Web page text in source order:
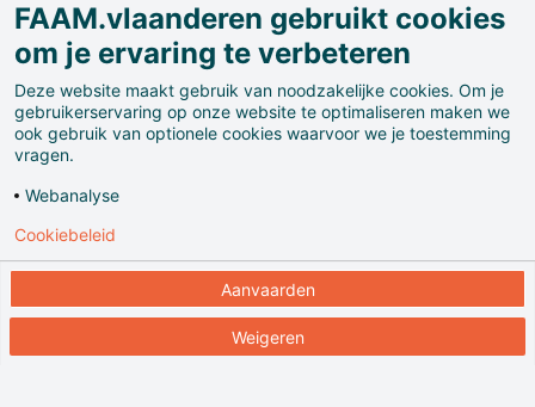
Het industrieel verleden van de gemeente Koekelberg
is gelinkt aan de chocolade. De chocoladefabriek
Victoria vestigt er zich op het einde van de 19e eeuw
en werft naamsbekendheid naast Côte d’Or, Meurisse
en Jacques. De Belgian Chocolate Village is één van
Europa’s grootste musea over chocolade.
bezoekersinformatie.
FAAM.vlaanderen gebruikt cookies
om je ervaring te verbeteren
Deze website maakt gebruik van noodzakelijke cookies. Om je
gebruikerservaring op onze website te optimaliseren maken we
ook gebruik van optionele cookies waarvoor we je toestemming
vragen.
Webanalyse
Aanvaarden
Weigeren
Cookiebeleid